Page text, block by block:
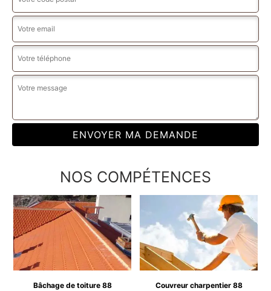
NOS COMPÉTENCES
Bâchage de toiture 88 Couvreur charpentier 88